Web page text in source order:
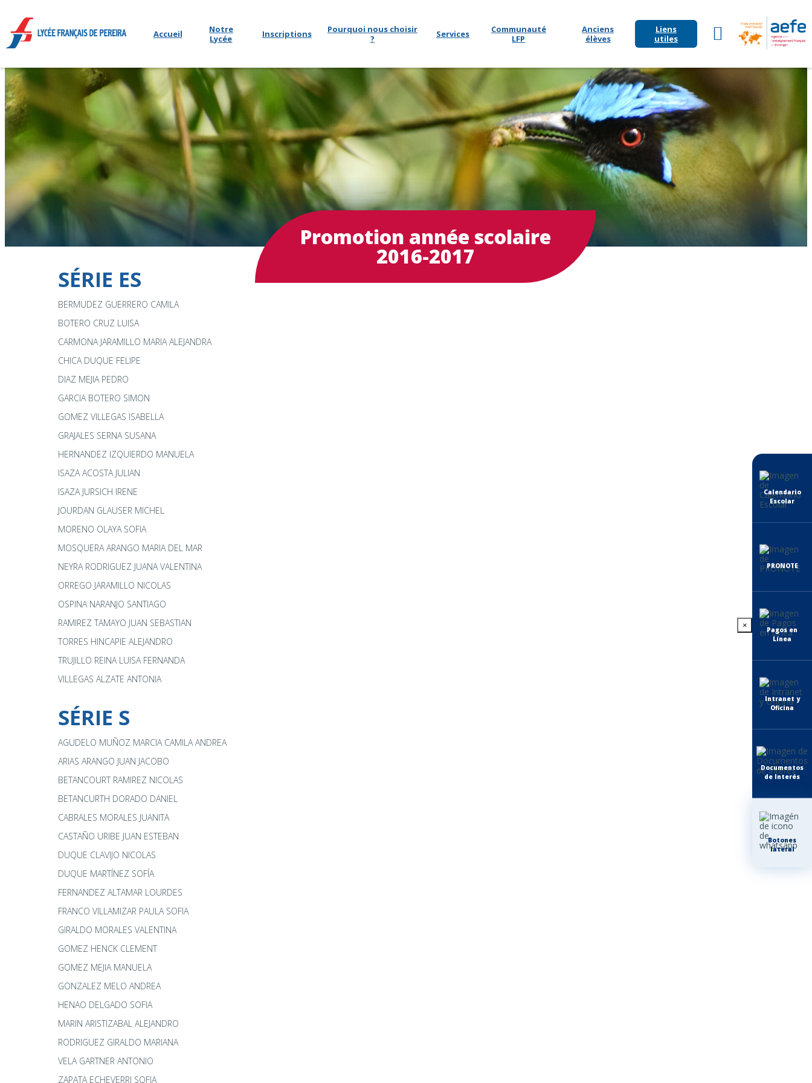
Accueil
Notre
Lycée
Inscriptions
Pourquoi nous choisir
?
Services
Communauté
LFP
Anciens
élèves
Liens
utiles
Promotion année scolaire
2016-2017
SÉRIE ES
BERMUDEZ GUERRERO CAMILA
BOTERO CRUZ LUISA
CARMONA JARAMILLO MARIA ALEJANDRA
CHICA DUQUE FELIPE
DIAZ MEJIA PEDRO
GARCIA BOTERO SIMON
GOMEZ VILLEGAS ISABELLA
GRAJALES SERNA SUSANA
HERNANDEZ IZQUIERDO MANUELA
ISAZA ACOSTA JULIAN
ISAZA JURSICH IRENE
JOURDAN GLAUSER MICHEL
MORENO OLAYA SOFIA
MOSQUERA ARANGO MARIA DEL MAR
NEYRA RODRIGUEZ JUANA VALENTINA
ORREGO JARAMILLO NICOLAS
OSPINA NARANJO SANTIAGO
RAMIREZ TAMAYO JUAN SEBASTIAN
TORRES HINCAPIE ALEJANDRO
TRUJILLO REINA LUISA FERNANDA
VILLEGAS ALZATE ANTONIA
SÉRIE S
AGUDELO MUÑOZ MARCIA CAMILA ANDREA
ARIAS ARANGO JUAN JACOBO
BETANCOURT RAMIREZ NICOLAS
BETANCURTH DORADO DANIEL
CABRALES MORALES JUANITA
CASTAÑO URIBE JUAN ESTEBAN
DUQUE CLAVIJO NICOLAS
DUQUE MARTÍNEZ SOFÍA
FERNANDEZ ALTAMAR LOURDES
FRANCO VILLAMIZAR PAULA SOFIA
GIRALDO MORALES VALENTINA
GOMEZ HENCK CLEMENT
GOMEZ MEJIA MANUELA
GONZALEZ MELO ANDREA
HENAO DELGADO SOFIA
MARIN ARISTIZABAL ALEJANDRO
RODRIGUEZ GIRALDO MARIANA
VELA GARTNER ANTONIO
ZAPATA ECHEVERRI SOFIA
Calendario
Escolar
PRONOTE
Pagos en
Línea
Intranet y
Oficina
Documentos
de Interés
Botones
lateral
×